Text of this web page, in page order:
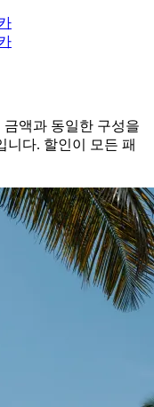
액과 동일한 구성을
니다. 할인이 모든 패